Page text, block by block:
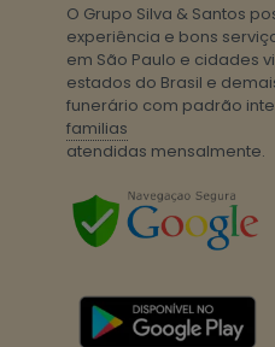
O Grupo Silva & Santos
experiência e bons
em São Paulo e cidades
estados do Brasil e
funerário com padrão
familias
atendidas mensalmente.